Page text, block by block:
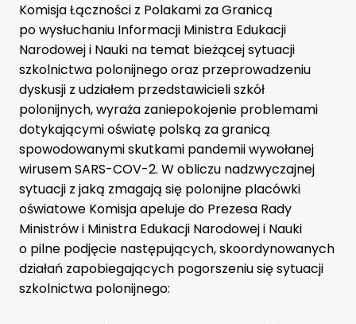
Komisja Łączności z Polakami za Granicą
po wysłuchaniu Informacji Ministra Edukacji
Narodowej i Nauki na temat bieżącej sytuacji
szkolnictwa polonijnego oraz przeprowadzeniu
dyskusji z udziałem przedstawicieli szkół
polonijnych, wyraża zaniepokojenie problemami
dotykającymi oświatę polską za granicą
spowodowanymi skutkami pandemii wywołanej
wirusem SARS-COV-2. W obliczu nadzwyczajnej
sytuacji z jaką zmagają się polonijne placówki
oświatowe Komisja apeluje do Prezesa Rady
Ministrów i Ministra Edukacji Narodowej i Nauki
o pilne podjęcie następujących, skoordynowanych
działań zapobiegających pogorszeniu się sytuacji
szkolnictwa polonijnego: